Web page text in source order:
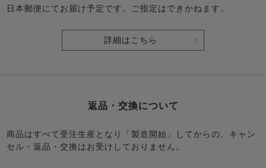
日本郵便にてお届け予定です。ご指定はできかねます。
詳細はこちら
返品・交換について
商品はすべて受注生産となり「製造開始」してからの、キャン
セル・返品・交換はお受けしておりません。